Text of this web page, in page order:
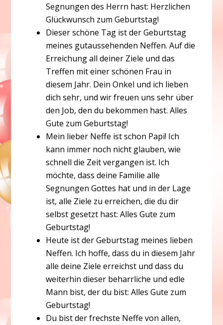
Segnungen des Herrn hast: Herzlichen
Glückwunsch zum Geburtstag!
Dieser schöne Tag ist der Geburtstag
meines gutaussehenden Neffen. Auf die
Erreichung all deiner Ziele und das
Treffen mit einer schönen Frau in
diesem Jahr. Dein Onkel und ich lieben
dich sehr, und wir freuen uns sehr über
den Job, den du bekommen hast. Alles
Gute zum Geburtstag!
Mein lieber Neffe ist schon Papi! Ich
kann immer noch nicht glauben, wie
schnell die Zeit vergangen ist. Ich
möchte, dass deine Familie alle
Segnungen Gottes hat und in der Lage
ist, alle Ziele zu erreichen, die du dir
selbst gesetzt hast: Alles Gute zum
Geburtstag!
Heute ist der Geburtstag meines lieben
Neffen. Ich hoffe, dass du in diesem Jahr
alle deine Ziele erreichst und dass du
weiterhin dieser beharrliche und edle
Mann bist, der du bist: Alles Gute zum
Geburtstag!
Du bist der frechste Neffe von allen,